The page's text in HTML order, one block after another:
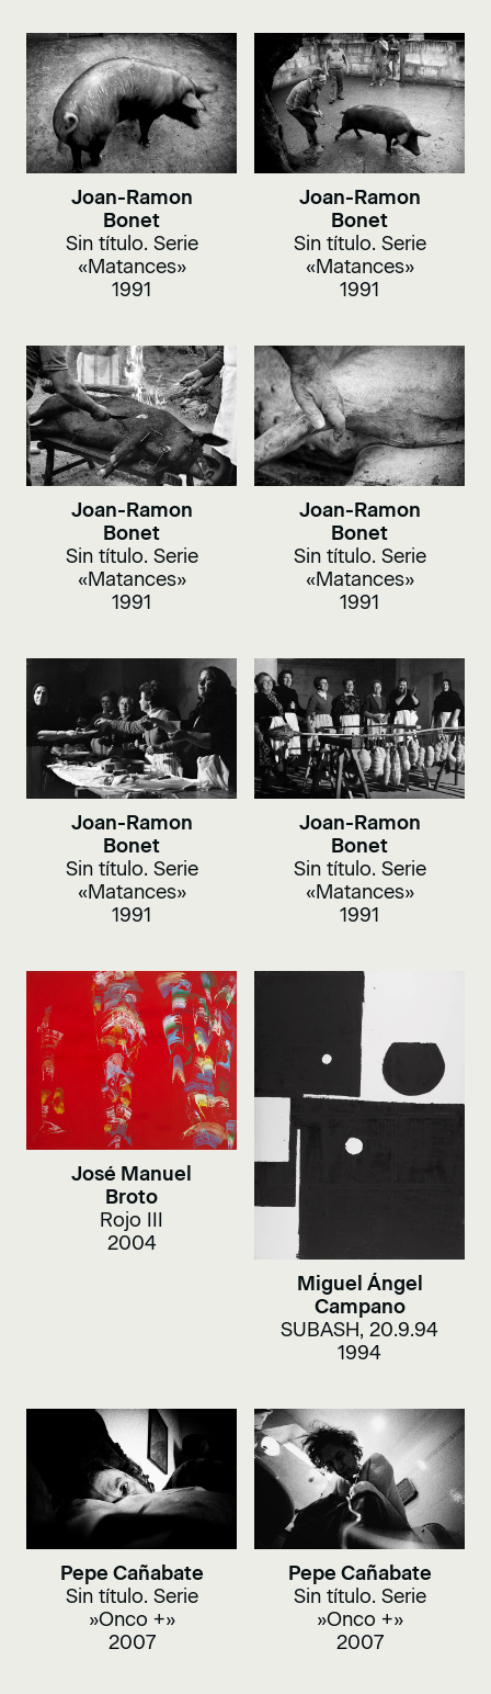
Joan-Ramon
Bonet
Sin título. Serie
«Matances»
1991
Joan-Ramon
Bonet
Sin título. Serie
«Matances»
1991
Joan-Ramon
Bonet
Sin título. Serie
«Matances»
1991
Joan-Ramon
Bonet
Sin título. Serie
«Matances»
1991
Joan-Ramon
Bonet
Sin título. Serie
«Matances»
1991
Joan-Ramon
Bonet
Sin título. Serie
«Matances»
1991
José Manuel
Broto
Rojo III
2004
Miguel Ángel
Campano
SUBASH, 20.9.94
1994
Pepe Cañabate
Sin título. Serie
»Onco +»
2007
Pepe Cañabate
Sin título. Serie
»Onco +»
2007